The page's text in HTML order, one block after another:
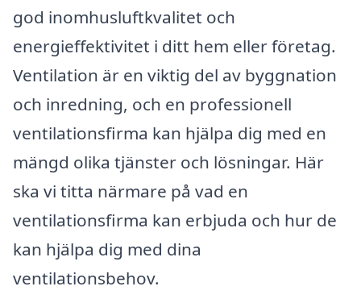
god inomhusluftkvalitet och
energieffektivitet i ditt hem eller företag.
Ventilation är en viktig del av byggnation
och inredning, och en professionell
ventilationsfirma kan hjälpa dig med en
mängd olika tjänster och lösningar. Här
ska vi titta närmare på vad en
ventilationsfirma kan erbjuda och hur de
kan hjälpa dig med dina
ventilationsbehov.